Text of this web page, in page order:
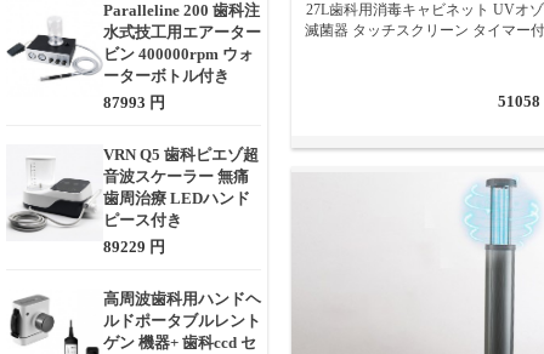
Paralleline 200 歯科注
水式技工用エアーター
ビン 400000rpm ウォ
ーターボトル付き
87993 円
VRN Q5 歯科ピエゾ超
音波スケーラー 無痛
歯周治療 LEDハンド
ピース付き
89229 円
高周波歯科用ハンドヘ
ルドポータブルレント
ゲン 機器+ 歯科ccd セ
27L歯科用消毒キャビネット UVオ
滅菌器 タッチスクリーン タイマー
51058